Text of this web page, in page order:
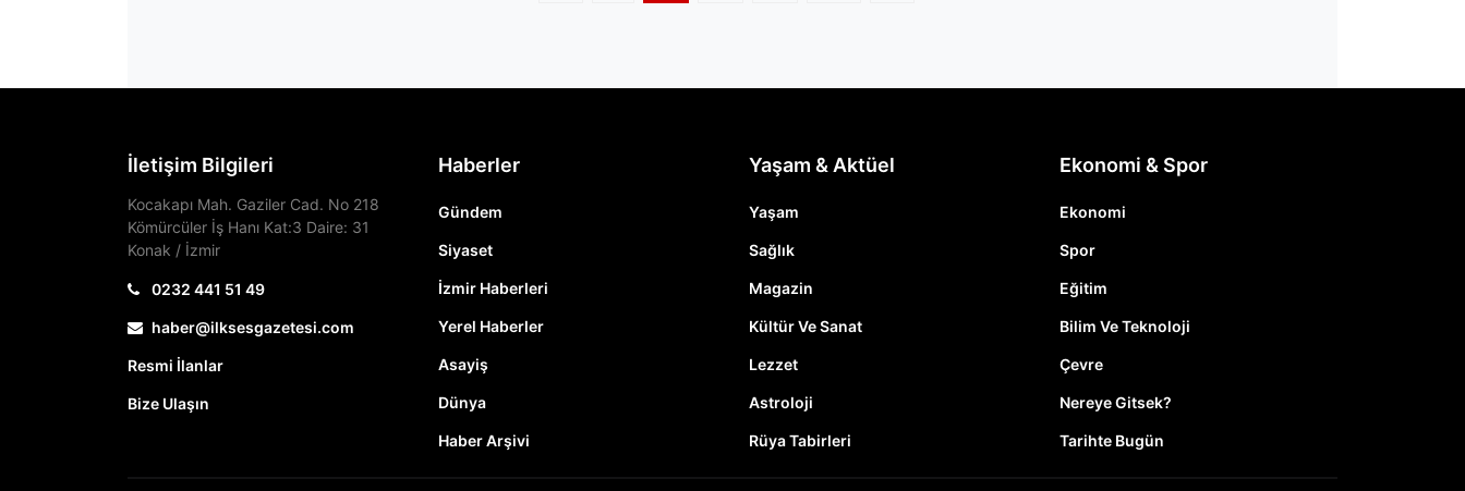
İletişim Bilgileri
Kocakapı Mah. Gaziler Cad. No 218
Kömürcüler İş Hanı Kat:3 Daire: 31
Konak / İzmir
0232 441 51 49
haber@ilksesgazetesi.com
Resmi İlanlar
Bize Ulaşın
Haberler
Gündem
Siyaset
İzmir Haberleri
Yerel Haberler
Asayiş
Dünya
Haber Arşivi
Yaşam & Aktüel
Yaşam
Sağlık
Magazin
Kültür Ve Sanat
Lezzet
Astroloji
Rüya Tabirleri
Ekonomi & Spor
Ekonomi
Spor
Eğitim
Bilim Ve Teknoloji
Çevre
Nereye Gitsek?
Tarihte Bugün